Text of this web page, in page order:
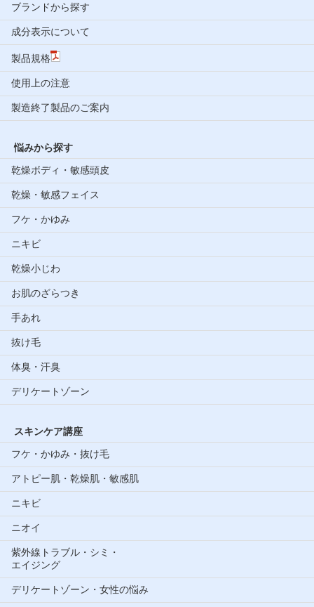
ブランドから探す
成分表示について
製品規格
使用上の注意
製造終了製品のご案内
悩みから探す
乾燥ボディ・敏感頭皮
乾燥・敏感フェイス
フケ・かゆみ
ニキビ
乾燥小じわ
お肌のざらつき
手あれ
抜け毛
体臭・汗臭
デリケートゾーン
スキンケア講座
フケ・かゆみ・抜け毛
アトピー肌・乾燥肌・敏感肌
ニキビ
ニオイ
紫外線トラブル・シミ・
エイジング
デリケートゾーン・女性の悩み